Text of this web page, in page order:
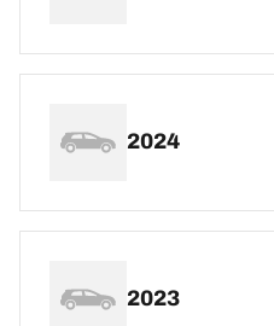
2024
2023